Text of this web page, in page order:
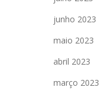
junho 2023
maio 2023
abril 2023
março 2023